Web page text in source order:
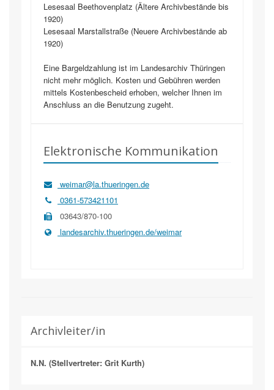
Lesesaal Beethovenplatz (Ältere Archivbestände bis
1920)
Lesesaal Marstallstraße (Neuere Archivbestände ab
1920)
Eine Bargeldzahlung ist im Landesarchiv Thüringen
nicht mehr möglich. Kosten und Gebühren werden
mittels Kostenbescheid erhoben, welcher Ihnen im
Anschluss an die Benutzung zugeht.
Elektronische Kommunikation
weimar@la.thueringen.de
0361-573421101
03643/870-100
landesarchiv.thueringen.de/weimar
Archivleiter/in
N.N. (Stellvertreter: Grit Kurth)